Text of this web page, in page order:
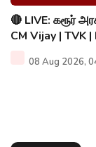
🔴 LIVE: கரூர்
CM Vijay | TVK
08 Aug 2026,